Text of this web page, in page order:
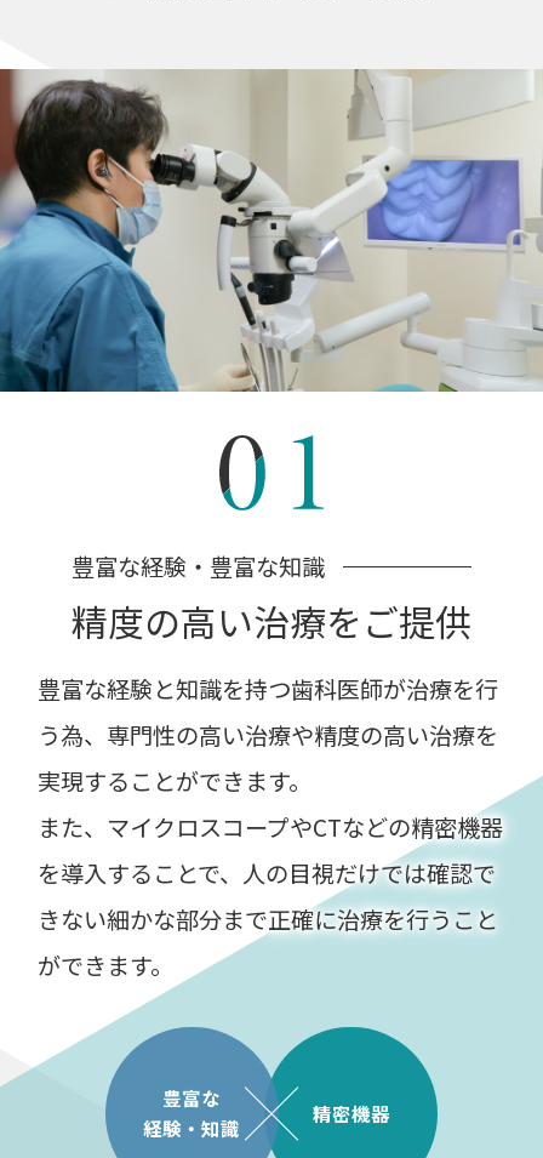
豊富な経験・豊富な知識
精度の高い治療をご提供
豊富な経験と知識を持つ歯科医師が治療を行
う為、専門性の高い治療や精度の高い治療を
実現することができます。
また、マイクロスコープやCTなどの精密機器
を導入することで、人の目視だけでは確認で
きない細かな部分まで正確に治療を行うこと
ができます。
豊富な
経験・知識
精密機器